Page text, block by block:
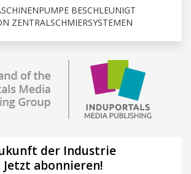
BESCHLEUNIGT
ZENTRALSCHMIERSYSTEMEN
der Industrie
Jetzt abonnieren!